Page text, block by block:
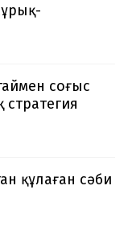
соғыс
құлаған сәби